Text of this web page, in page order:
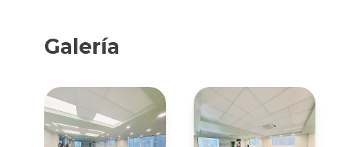
Galería